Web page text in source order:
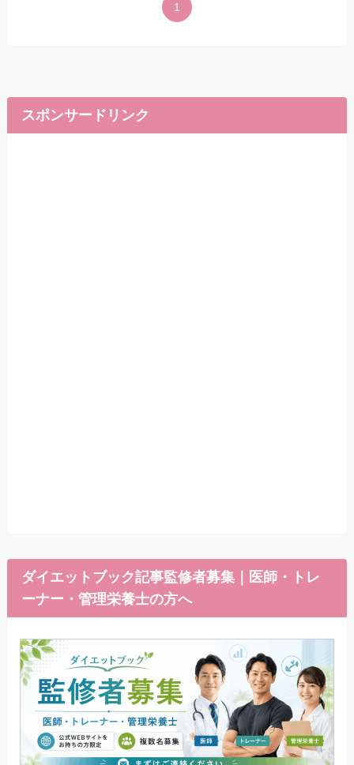
1
スポンサードリンク
ダイエットブック記事監修者募集｜医師・トレ
ーナー・管理栄養士の方へ